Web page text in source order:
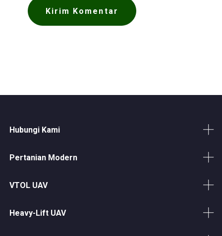
Hubungi Kami
Pertanian Modern
VTOL UAV
Heavy-Lift UAV